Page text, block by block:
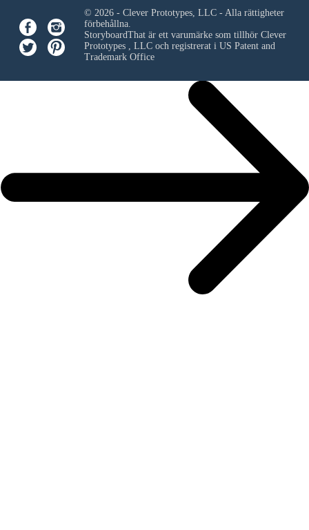
© 2026 - Clever Prototypes, LLC - Alla rättigheter
förbehållna.
StoryboardThat är ett varumärke som tillhör Clever
Prototypes , LLCoch registrerat i US Patent and
Trademark Office